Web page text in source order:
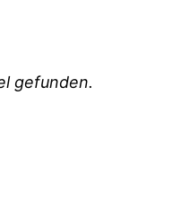
gefunden.